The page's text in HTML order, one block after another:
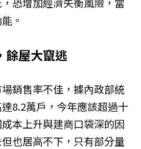
。
餘屋大竄逃
銷售率不佳，據內政部統
8.2萬戶，今年應該超過十
本上升與建商口袋深的因
也居高不下，只有部分量